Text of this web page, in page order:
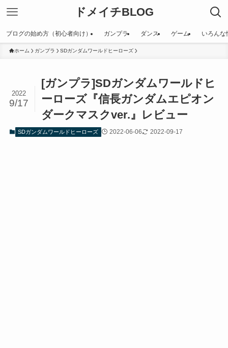
ドメイチBLOG
ブログの始め方（初心者向け） ガンプラ ダンス ゲーム いろんな
ホーム ガンプラ SDガンダムワールドヒーローズ
[ガンプラ]SDガンダムワールドヒ
ーローズ『信長ガンダムエピオン
ダークマスクver.』レビュー
2022
9/17
SDガンダムワールドヒーローズ 2022-06-06 2022-09-17